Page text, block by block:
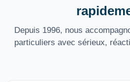
Depuis 1996, nous
particuliers avec sérieux,